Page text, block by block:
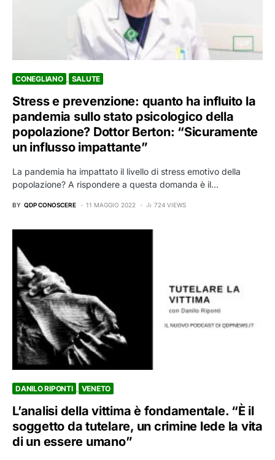
CONEGLIANO SALUTE
Stress e prevenzione: quanto ha influito la
pandemia sullo stato psicologico della
popolazione? Dottor Berton: “Sicuramente
un influsso impattante”
La pandemia ha impattato il livello di stress emotivo della
popolazione? A rispondere a questa domanda è il…
BY QDP CONOSCERE 11 MAGGIO 2022 724 VIEWS
DANILO RIPONTI VENETO
L’analisi della vittima è fondamentale. “È il
soggetto da tutelare, un crimine lede la vita
di un essere umano”